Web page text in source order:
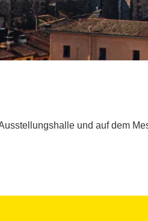
Ausstellungshalle und auf dem